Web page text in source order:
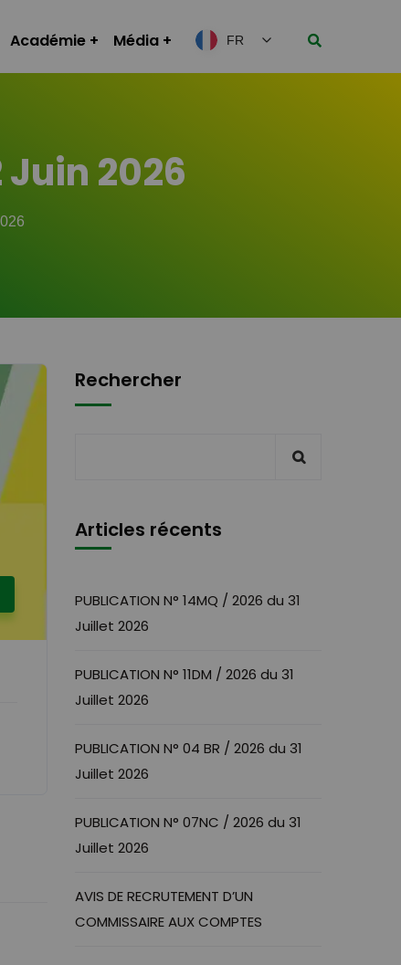
Académie Média FR
Juin 2026
Rechercher
Articles récents
PUBLICATION N° 14MQ / 2026 du 31
Juillet 2026
PUBLICATION N° 11DM / 2026 du 31
Juillet 2026
PUBLICATION N° 04 BR / 2026 du 31
Juillet 2026
PUBLICATION N° 07NC / 2026 du 31
Juillet 2026
AVIS DE RECRUTEMENT D’UN
COMMISSAIRE AUX COMPTES